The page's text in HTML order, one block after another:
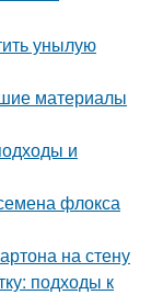
унылую
материалы
и
флокса
на стену
подходы к